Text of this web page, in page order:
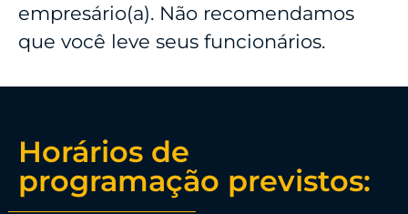
empresário(a). Não recomendamos
que você leve seus funcionários.
Horários de
programação previstos: